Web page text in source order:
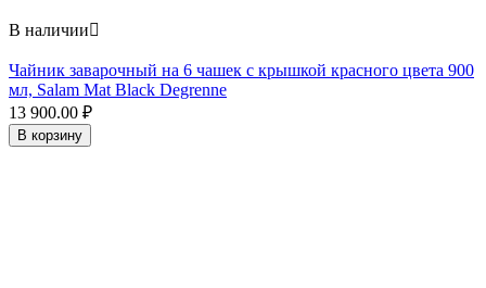
В наличии
Чайник заварочный на 6 чашек с крышкой красного цвета 900
мл, Salam Mat Black Degrenne
13 900.00 ₽
В корзину